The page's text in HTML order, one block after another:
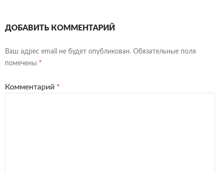
ДОБАВИТЬ КОММЕНТАРИЙ
Ваш адрес email не будет опубликован. Обязательные поля
помечены *
Комментарий *